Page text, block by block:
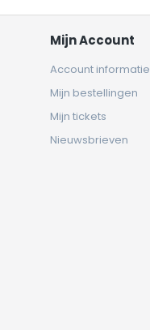
Mijn Account
Account informatie
Mijn bestellingen
Mijn tickets
Nieuwsbrieven